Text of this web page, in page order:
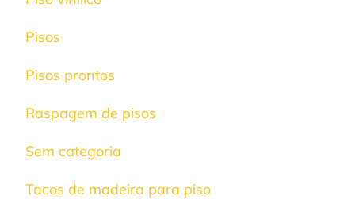
Pisos
Pisos prontos
Raspagem de pisos
Sem categoria
Tacos de madeira para piso